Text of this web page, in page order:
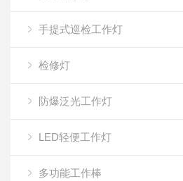
手提式巡检工作灯
检修灯
防爆泛光工作灯
LED轻便工作灯
多功能工作棒